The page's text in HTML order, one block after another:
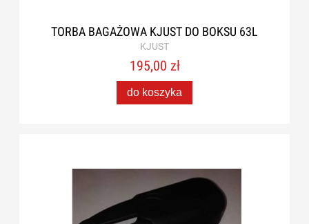
TORBA BAGAŻOWA KJUST DO BOKSU 63L
KJUST
195,00 zł
do koszyka